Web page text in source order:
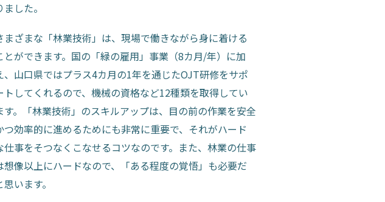
ました。
まざまな「林業技術」は、現場で働きながら身に着ける
とができます。国の「緑の雇用」事業（8カ月/年）に加
、山口県ではプラス4カ月の1年を通じたOJT研修をサポ
トしてくれるので、機械の資格など12種類を取得してい
す。「林業技術」のスキルアップは、目の前の作業を安全
つ効率的に進めるためにも非常に重要で、それがハード
仕事をそつなくこなせるコツなのです。また、林業の仕事
想像以上にハードなので、「ある程度の覚悟」も必要だ
思います。